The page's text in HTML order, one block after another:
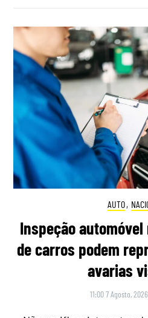
AUTO,
Inspeção
de carros podem
avarias
11:00 7 Agosto, 2026